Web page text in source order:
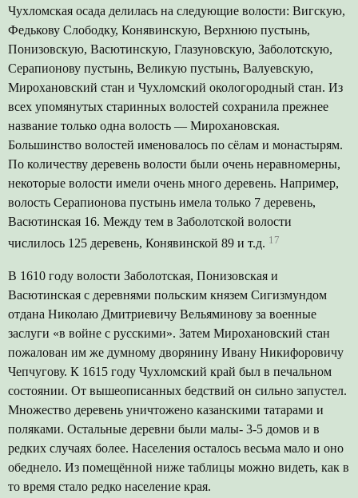
Чухломская осада делилась на следующие волости: Вигскую,
Федькову Слободку, Конявинскую, Верхнюю пустынь,
Понизовскую, Васютинскую, Глазуновскую, Заболотскую,
Серапионову пустынь, Великую пустынь, Валуевскую,
Мирохановский стан и Чухломский окологородный стан. Из
всех упомянутых старинных волостей сохранила прежнее
название только одна волость — Мирохановская.
Большинство волостей именовалось по сёлам и монастырям.
По количеству деревень волости были очень неравномерны,
некоторые волости имели очень много деревень. Например,
волость Серапионова пустынь имела только 7 деревень,
Васютинская 16. Между тем в Заболотской волости
числилось 125 деревень, Конявинской 89 и т.д. 17
В 1610 году волости Заболотская, Понизовская и
Васютинская с деревнями польским князем Сигизмундом
отдана Николаю Дмитриевичу Вельяминову за военные
заслуги «в войне с русскими». Затем Мирохановский стан
пожалован им же думному дворянину Ивану Никифоровичу
Чепчугову. К 1615 году Чухломский край был в печальном
состоянии. От вышеописанных бедствий он сильно запустел.
Множество деревень уничтожено казанскими татарами и
поляками. Остальные деревни были малы- 3-5 домов и в
редких случаях более. Населения осталось весьма мало и оно
обеднело. Из помещённой ниже таблицы можно видеть, как в
то время стало редко население края.